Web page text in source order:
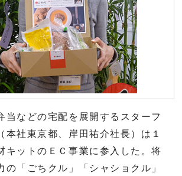
などの宅配を展開するスターフ
本社東京都、岸田祐介社長）は１
キットのＥＣ事業に参入した。将
の「ごちクル」「シャショクル」